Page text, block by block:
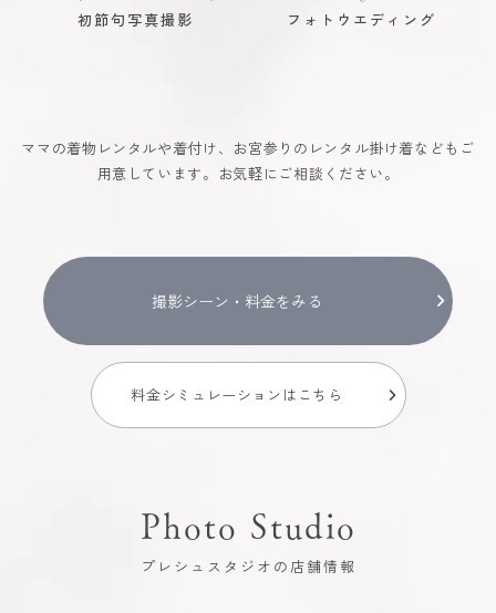
初節句写真撮影 フォトウエディング
ママの着物レンタルや着付け、お宮参りのレンタル掛け着などもご
用意しています。お気軽にご相談ください。
撮影シーン・料金をみる
料金シミュレーションはこちら
Photo Studio
プレシュスタジオの店舗情報